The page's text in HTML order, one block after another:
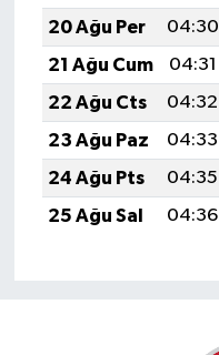
20 Ağu Per
04:30
21 Ağu Cum
04:31
22 Ağu Cts
04:32
23 Ağu Paz
04:33
24 Ağu Pts
04:35
25 Ağu Sal
04:36